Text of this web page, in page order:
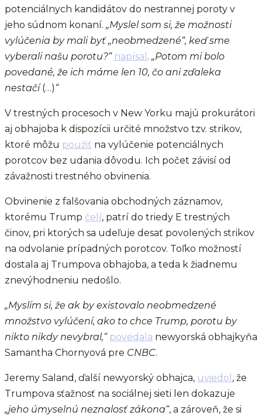
potenciálnych kandidátov do nestrannej poroty v
jeho súdnom konaní. „Myslel som si, že možnosti
vylúčenia by mali byť „neobmedzené“, keď sme
vyberali našu porotu?“ napísal . „Potom mi bolo
povedané, že ich máme len 10, čo ani zďaleka
nestačí (…)“
V trestných procesoch v New Yorku majú prokurátori
aj obhajoba k dispozícii určité množstvo tzv. strikov,
ktoré môžu použiť na vylúčenie potenciálnych
porotcov bez udania dôvodu. Ich počet závisí od
závažnosti trestného obvinenia.
Obvinenie z falšovania obchodných záznamov,
ktorému Trump čelí, patrí do triedy E trestných
činov, pri ktorých sa udeľuje desať povolených strikov
na odvolanie prípadných porotcov. Toľko možností
dostala aj Trumpova obhajoba, a teda k žiadnemu
znevýhodneniu nedošlo.
„Myslím si, že ak by existovalo neobmedzené
množstvo vylúčení, ako to chce Trump, porotu by
nikto nikdy nevybral,“ povedala newyorská obhajkyňa
Samantha Chornyová pre CNBC.
Jeremy Saland, ďalší newyorský obhajca, uviedol , že
Trumpova sťažnosť na sociálnej sieti len dokazuje
„jeho úmyselnú neznalosť zákona“, a zároveň, že si